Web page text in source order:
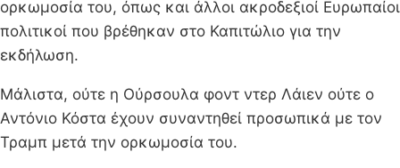
ορκωμοσία του, όπως και άλλοι ακροδεξιοί Ευρωπαίοι
πολιτικοί που βρέθηκαν στο Καπιτώλιο για την
εκδήλωση.
Μάλιστα, ούτε η Ούρσουλα φοντ ντερ Λάιεν ούτε ο
Αντόνιο Κόστα έχουν συναντηθεί προσωπικά με τον
Τραμπ μετά την ορκωμοσία του.